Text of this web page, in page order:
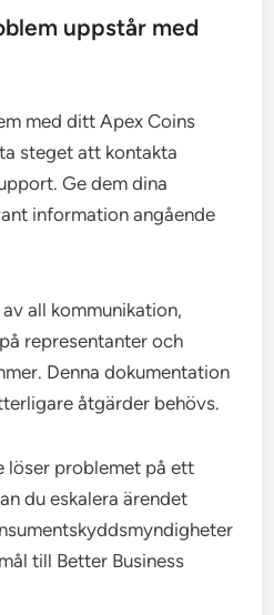
uppstår med
med ditt Apex Coins
steget att kontakta
Ge dem dina
information angående
all kommunikation,
representanter och
Denna dokumentation
åtgärder behövs.
löser problemet på ett
du eskalera ärendet
till Better Business